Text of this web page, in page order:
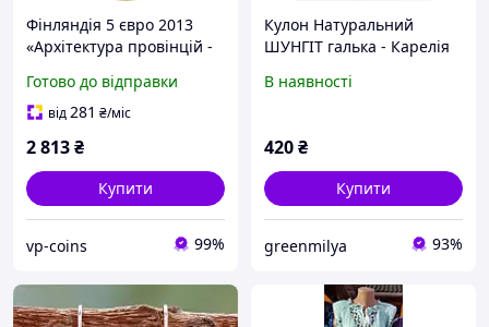
Фінляндія 5 євро 2013
«Архітектура провінцій -
Готово до відправки
від281 ₴/міс
2 813₴
Купити
vp-coins 99%
Кулон Натуральний
ШУНГІТ галька - Карелія
В наявності
420₴
Купити
greenmilya 93%